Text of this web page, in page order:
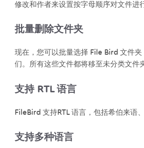
修改和作者来设置按字母顺序对文件进
批量删除文件夹
现在，您可以批量选择 File Bird 文件夹
们。所有这些文件都将移至未分类文件
支持 RTL 语言
FileBird 支持RTL 语言，包括希伯来语
支持多种语言